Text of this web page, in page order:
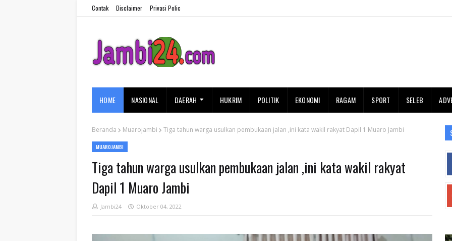
Contak Disclaimer Privasi Polic
HOME NASIONAL DAERAH HUKRIM POLITIK EKONOMI RAGAM SPORT SELEB
Beranda Muarojambi Tiga tahun warga usulkan pembukaan jalan ,ini kata wakil rakyat Dapil 1 Muaro Jambi
MUAROJAMBI
Tiga tahun warga usulkan pembukaan jalan ,ini kata wakil rakyat
Dapil 1 Muaro Jambi
Jambi24 Oktober 04, 2022